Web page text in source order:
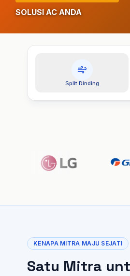
SOLUSI AC ANDA
KENYAMANAN OPTIMAL
SOLUSI KOMERSIAL
Split Dinding
KENAPA MITRA MAJU SEJATI
Satu Mitra